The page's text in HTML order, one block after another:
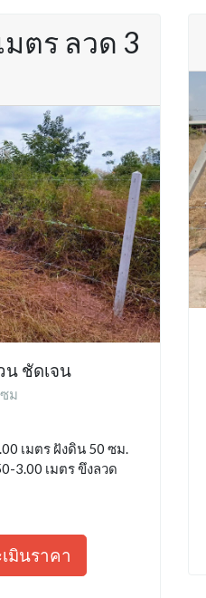
มตร ลวด 3
น ชัดเจน
ม
เมตร ฝังดิน 50 ซม.
3.00 เมตร ขึงลวด
มินราคา